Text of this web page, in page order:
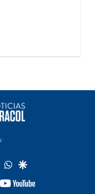
twitterwhatsapp
google
youtube-